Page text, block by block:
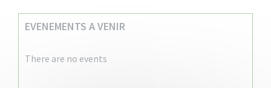
EVENEMENTS A VENIR
There are no events